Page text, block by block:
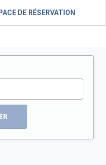
DE RÉSERVATION